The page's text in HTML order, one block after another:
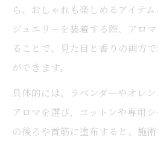
ら、おしゃれも楽しめるアイテ
ジュエリーを装着する際、アロ
ることで、見た目と香りの両方
ができます。
具体的には、ラベンダーやオレ
アロマを選び、コットンや専用
の後ろや首筋に塗布すると、施